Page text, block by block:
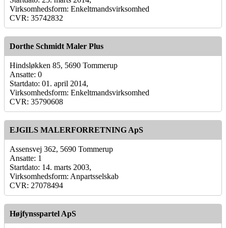
Virksomhedsform: Enkeltmandsvirksomhed
CVR: 35742832
Dorthe Schmidt Maler Plus
Hindsløkken 85, 5690 Tommerup
Ansatte: 0
Startdato: 01. april 2014,
Virksomhedsform: Enkeltmandsvirksomhed
CVR: 35790608
EJGILS MALERFORRETNING ApS
Assensvej 362, 5690 Tommerup
Ansatte: 1
Startdato: 14. marts 2003,
Virksomhedsform: Anpartsselskab
CVR: 27078494
Højfynsspartel ApS